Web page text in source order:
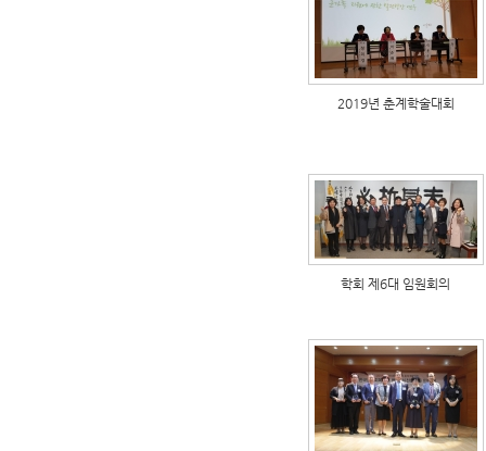
2019년 춘계학술대회
학회 제6대 임원회의